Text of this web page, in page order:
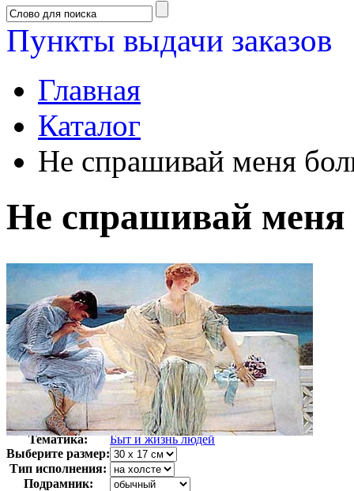
Пункты выдачи заказов
Главная
Каталог
Не спрашивай меня
Не спрашивай меня
Автор:
Альма-Тадема Лоуренс
Арт-стиль
Английская живопись
Тематика:
Быт и жизнь людей
Выберите размер:
Тип исполнения:
Подрамник: